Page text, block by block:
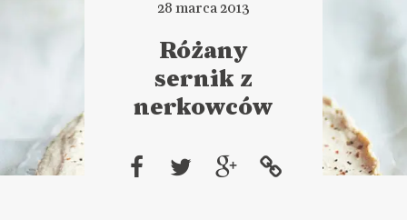
ARTYKUŁY
KSIĄŻKI
KONTAKT
28 marca 2013
Różany
sernik z
nerkowców